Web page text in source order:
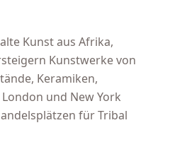
Kunst aus Afrika,
Kunstwerke von
Keramiken,
und New York
für Tribal